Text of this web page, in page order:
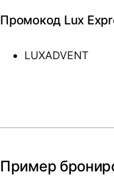
Промокод Lux
LUXADVENT
Пример